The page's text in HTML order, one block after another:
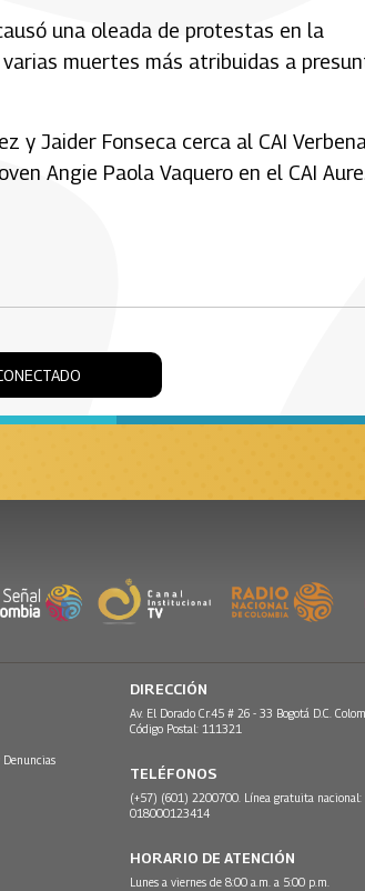
una oleada de protestas en la
muertes más atribuidas a
y Jaider Fonseca cerca al CAI
Angie Paola Vaquero en el CAI
Denuncias
DIRECCIÓN
Av. El Dorado Cr.45 # 26 - 33 Bogotá D.C.
Código Postal: 111321
TELÉFONOS
(+57) (601) 2200700. Línea gratuita nacional:
018000123414
HORARIO DE ATENCIÓN
Lunes a viernes de 8:00 a.m. a 5:00 p.m.